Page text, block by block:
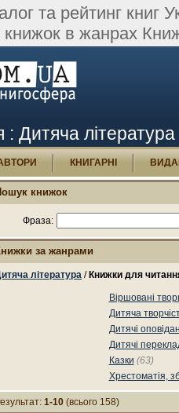
та рейтинг книг
в жанрах
Дитяча література
КНИГАРНІ
книжок
Фраза:
за жанрами
література / Книжки для
Віршовані
Дитяча
Дитячі
Дитячі
Казки (63)
Хрестоматія,
1-10 (всього 158)